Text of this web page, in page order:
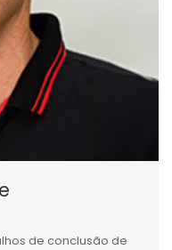
de conclusão de